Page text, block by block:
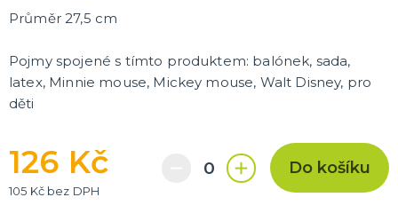
Průměr 27,5 cm
Pojmy spojené s tímto produktem: balónek, sada,
latex, Minnie mouse, Mickey mouse, Walt Disney, pro
děti
126 Kč
105 Kč bez DPH
Do košíku